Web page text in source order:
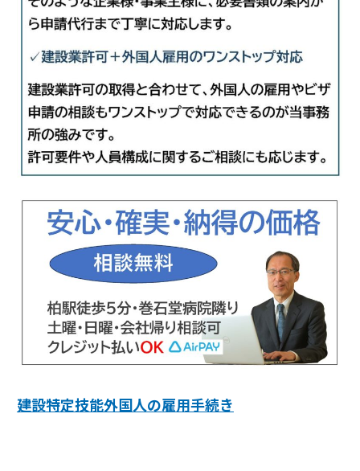
建設特定技能外国人の雇用手続き